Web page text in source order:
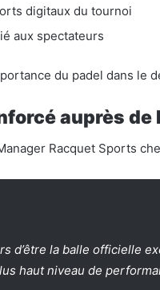
digitaux du tournoi
aux spectateurs
du padel dans le
auprès de
Racquet Sports
d’être la balle officielle
haut niveau de